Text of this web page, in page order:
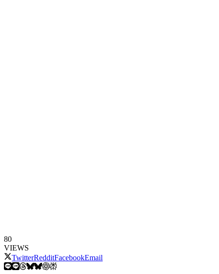
80
VIEWS
TwitterRedditFacebookEmail